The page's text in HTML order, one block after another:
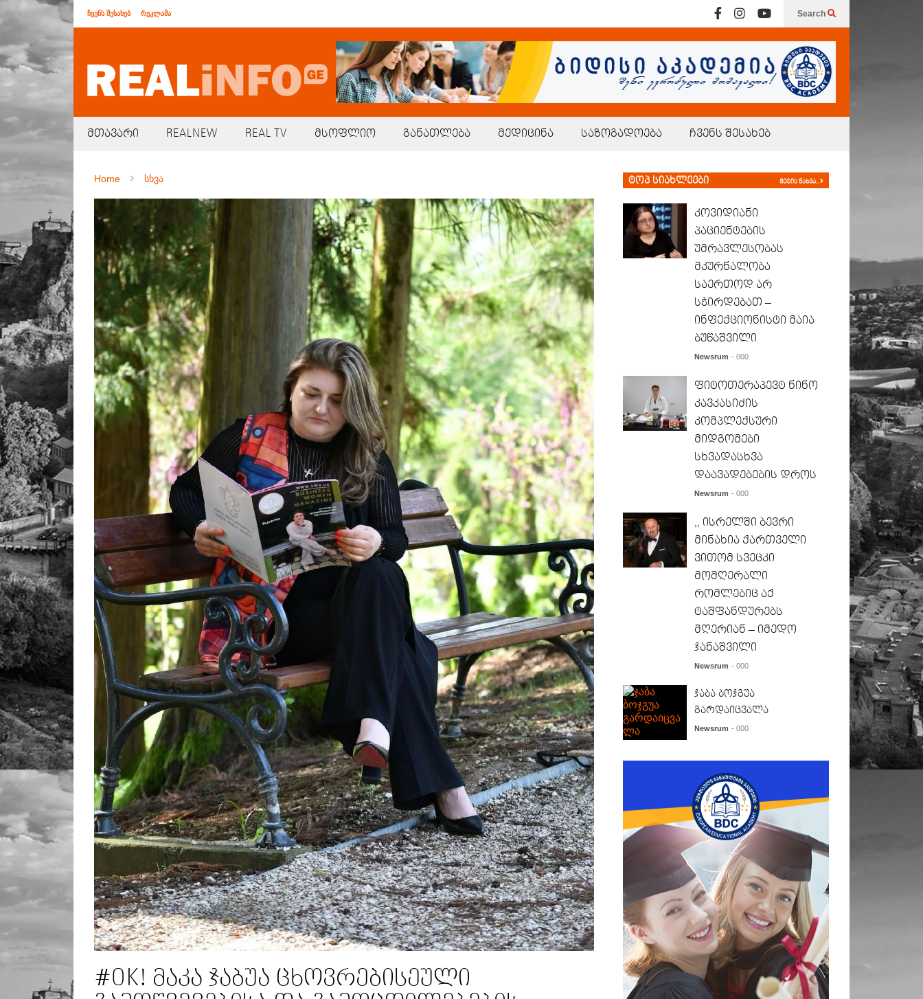
ჩვენს შესახებ რეკლამა Search
მთავარი REALNEW REAL TV მსოფლიო განათლება მედიცინა საზოგადოება ჩვენს შესახებ
Home სხვა
#OK! მაკა ჯაბუა ცხოვრებისეული
ტოპ სიახლეები მეტის ნახვა..
კოვიდიანი
პაციენტების
უმრავლესობას
მკურნალობა
საერთოდ არ
სჭირდებათ –
ინფექციონისტი მაია
ბუწაშვილი
Newsrum - 000
ფიტოთერაპევტ ნინო
კავკასიძის
კომპლექსური
მიდგომები
სხვადასხვა
დაავადებების დროს
Newsrum - 000
,, ისრელში ბევრი
მინახია ქართველი
ვითომ სვეცკი
მომღერალი
რომლებიც აქ
ტაშფანდურებს
მღერიან – იმედო
ჯანაშვილი
Newsrum - 000
ჯაბა ბოჯგუა
გარდაიცვალა
Newsrum - 000